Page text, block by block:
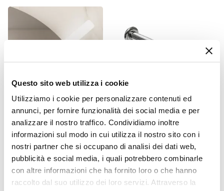
Questo sito web utilizza i cookie
Utilizziamo i cookie per personalizzare contenuti ed
annunci, per fornire funzionalità dei social media e per
analizzare il nostro traffico. Condividiamo inoltre
informazioni sul modo in cui utilizza il nostro sito con i
nostri partner che si occupano di analisi dei dati web,
pubblicità e social media, i quali potrebbero combinarle
con altre informazioni che ha fornito loro o che hanno
raccolto dal suo utilizzo dei loro servizi. Attraverso la
Incluso
Colore
Verde cemento
cannettata| Estrazione totale cassetti
Cassetto sagomato per sifone
Caratteristiche Lavabo
Lavabo
Incluso
Tipologia Lavabo
Integrato Alto
Materiale Lavabo
CODICE:FLT-3B
Lampada applique LED 30
cm in alluminio bianco -
Flot
€ 34,00
CODICE:SIFBC
Sifone per scarico bidet con
attacco standard cromo
€ 19,00